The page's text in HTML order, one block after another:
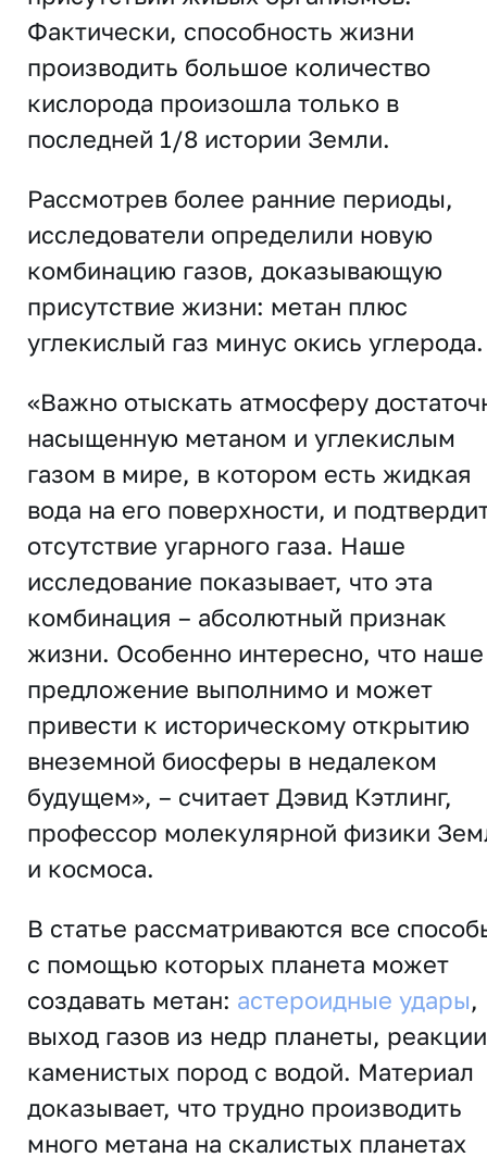
Фактически, способность жизни
производить большое количество
кислорода произошла только в
последней 1/8 истории Земли.
Рассмотрев более ранние периоды,
исследователи определили новую
комбинацию газов, доказывающую
присутствие жизни: метан плюс
углекислый газ минус окись углерода.
«Важно отыскать атмосферу
насыщенную метаном и углекислым
газом в мире, в котором есть жидкая
вода на его поверхности, и
отсутствие угарного газа. Наше
исследование показывает, что эта
комбинация – абсолютный признак
жизни. Особенно интересно, что наше
предложение выполнимо и может
привести к историческому открытию
внеземной биосферы в недалеком
будущем», – считает Дэвид Кэтлинг,
профессор молекулярной физики
и космоса.
В статье рассматриваются все
с помощью которых планета может
создавать метан: астероидные удары,
выход газов из недр планеты, реакции
каменистых пород с водой. Материал
доказывает, что трудно производить
много метана на скалистых планетах